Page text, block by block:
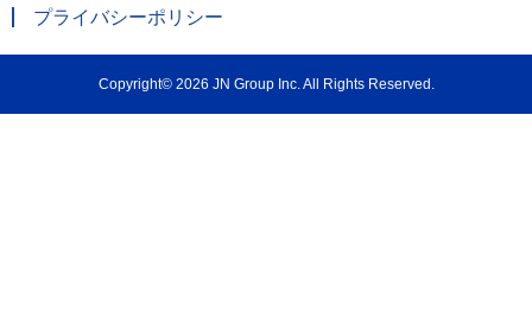
プライバシーポリシー
Copyright© 2026 JN Group Inc. All Rights Reserved.